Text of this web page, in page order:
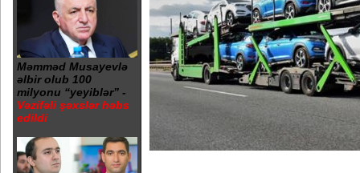
Məmməd Musayevlə
əlbir olub 100
milyonu “yeyiblər” -
Vəzifəli şəxslər həbs
edildi